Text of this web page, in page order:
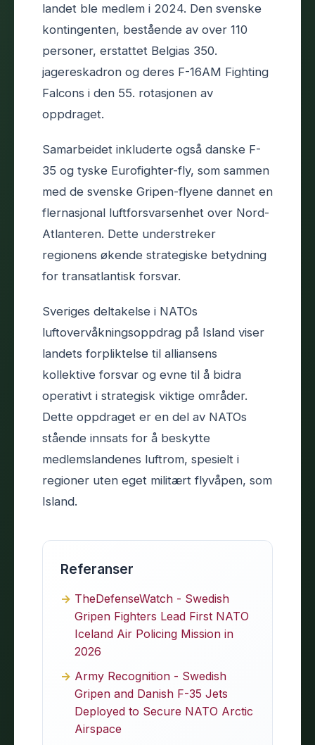
landet ble medlem i 2024. Den svenske
kontingenten, bestående av over 110
personer, erstattet Belgias 350.
jagereskadron og deres F-16AM Fighting
Falcons i den 55. rotasjonen av
oppdraget.
Samarbeidet inkluderte også danske F-
35 og tyske Eurofighter-fly, som sammen
med de svenske Gripen-flyene dannet en
flernasjonal luftforsvarsenhet over Nord-
Atlanteren. Dette understreker
regionens økende strategiske betydning
for transatlantisk forsvar.
Sveriges deltakelse i NATOs
luftovervåkningsoppdrag på Island viser
landets forpliktelse til alliansens
kollektive forsvar og evne til å bidra
operativt i strategisk viktige områder.
Dette oppdraget er en del av NATOs
stående innsats for å beskytte
medlemslandenes luftrom, spesielt i
regioner uten eget militært flyvåpen, som
Island.
Referanser
TheDefenseWatch - Swedish
Gripen Fighters Lead First NATO
Iceland Air Policing Mission in
2026
Army Recognition - Swedish
Gripen and Danish F-35 Jets
Deployed to Secure NATO Arctic
Airspace